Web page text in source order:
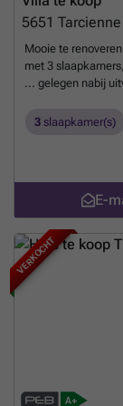
5651 Tarcienne
Mooie te
met 3
... gelegen nabij
eigenaars.
3 slaapkamer(s)
E-
VERKOCHT